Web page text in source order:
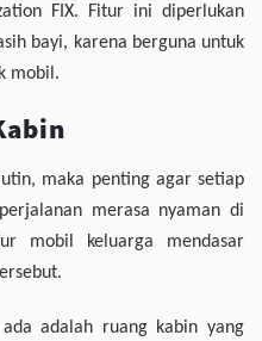
FIX. Fitur ini diperlukan
bayi, karena berguna untuk
mobil.
maka penting agar setiap
merasa nyaman di
mobil keluarga mendasar
adalah ruang kabin yang